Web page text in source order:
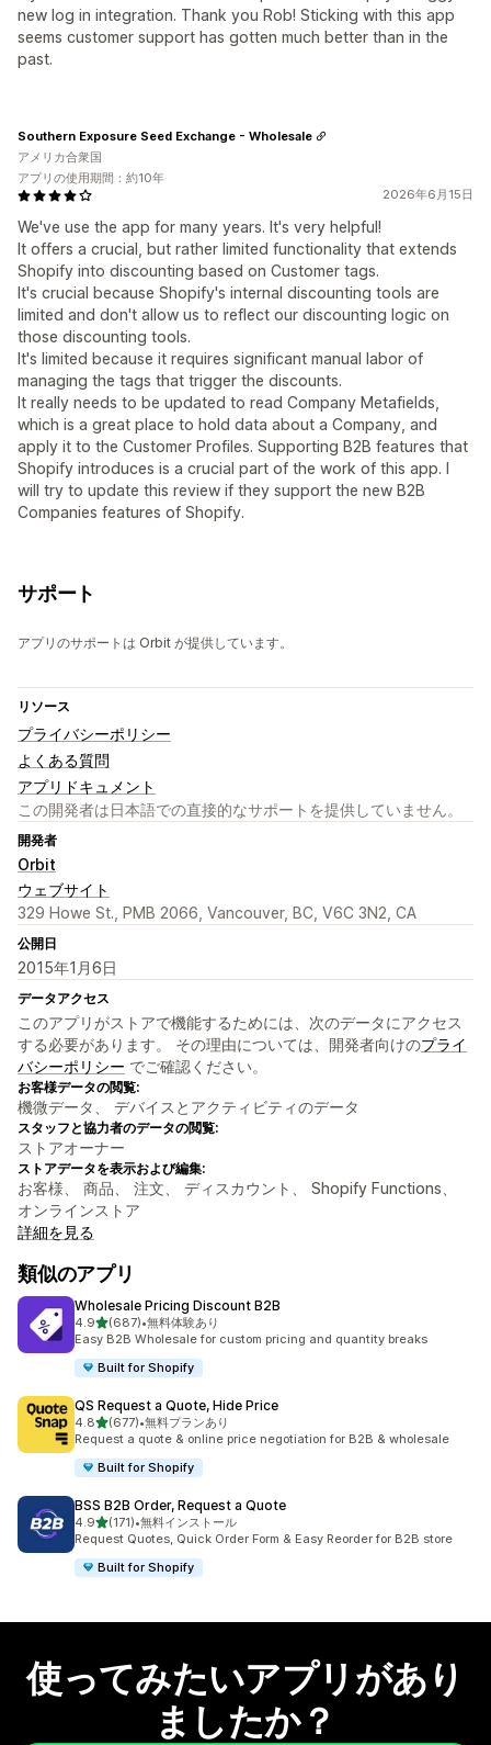
new log in integration. Thank you Rob! Sticking with this app
seems customer support has gotten much better than in the
past.
2026年6月15日
We've use the app for many years. It's very helpful!
It offers a crucial, but rather limited functionality that extends
Shopify into discounting based on Customer tags.
It's crucial because Shopify's internal discounting tools are
limited and don't allow us to reflect our discounting logic on
those discounting tools.
It's limited because it requires significant manual labor of
managing the tags that trigger the discounts.
It really needs to be updated to read Company Metafields,
which is a great place to hold data about a Company, and
apply it to the Customer Profiles. Supporting B2B features that
Shopify introduces is a crucial part of the work of this app. I
will try to update this review if they support the new B2B
Companies features of Shopify.
Southern Exposure Seed Exchange - Wholesale
アメリカ合衆国
アプリの使用期間：約10年
サポート
アプリのサポートは Orbit が提供しています。
リソース
プライバシーポリシー
よくある質問
アプリドキュメント
この開発者は日本語での直接的なサポートを提供していません。
開発者
Orbit
ウェブサイト
329 Howe St., PMB 2066, Vancouver, BC, V6C 3N2, CA
公開日
2015年1月6日
データアクセス
このアプリがストアで機能するためには、次のデータにアクセス
する必要があります。 その理由については、開発者向けのプライ
バシーポリシー でご確認ください。
お客様データの閲覧:
機微データ、 デバイスとアクティビティのデータ
スタッフと協力者のデータの閲覧:
ストアオーナー
ストアデータを表示および編集:
お客様、 商品、 注文、 ディスカウント、 Shopify Functions、
オンラインストア
詳細を見る
類似のアプリ
Wholesale Pricing Discount B2B
4.95つ星中
(687)
合計レビュー数：687件
•無料体験あり
Easy B2B Wholesale for custom pricing and quantity breaks
Built for Shopify
QS Request a Quote, Hide Price
4.85つ星中
(677)
合計レビュー数：677件
•無料プランあり
Request a quote & online price negotiation for B2B & wholesale
Built for Shopify
BSS B2B Order, Request a Quote
4.95つ星中
(171)
合計レビュー数：171件
•無料インストール
Request Quotes, Quick Order Form & Easy Reorder for B2B store
Built for Shopify
使ってみたいアプリがあり
ましたか？